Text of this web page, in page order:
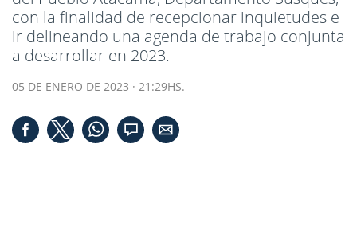
con la finalidad de recepcionar inquietudes e
ir delineando una agenda de trabajo conjunta
a desarrollar en 2023.
05 DE ENERO DE 2023 · 21:29HS.